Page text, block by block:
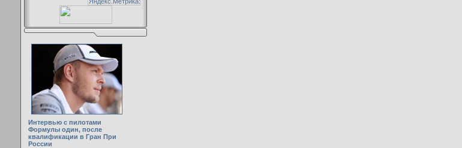
Интервью с пилотами
Формулы один, после
квалификации в Гран При
России